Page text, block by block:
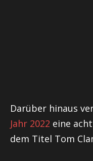
Darüber hinaus
Jahr 2022 eine
dem Titel Tom